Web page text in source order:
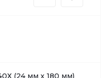
(24 мм х 180 мм)